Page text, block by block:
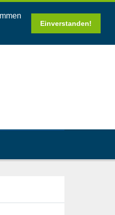
Einverstanden!